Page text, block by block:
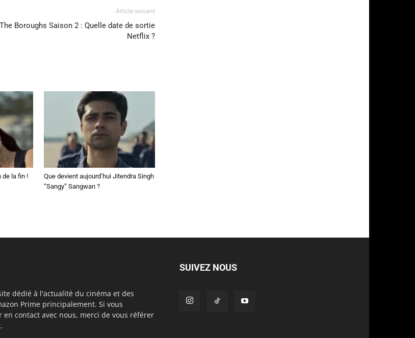
Article suivant
The Boroughs Saison 2 : Quelle date de sortie
Netflix ?
de la fin !
Que devient aujourd’hui Jitendra Singh
“Sangy” Sangwan ?
dédié à l'actualité du cinéma et des
Prime principalement. Si vous
contact avec nous, merci de vous référer
SUIVEZ NOUS